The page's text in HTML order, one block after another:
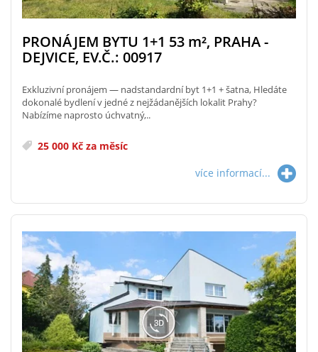
PRONÁJEM BYTU 1+1 53 m², PRAHA -
DEJVICE, EV.Č.: 00917
Exkluzivní pronájem — nadstandardní byt 1+1 + šatna, Hledáte
dokonalé bydlení v jedné z nejžádanějších lokalit Prahy?
Nabízíme naprosto úchvatný,..
25 000 Kč za měsíc
více informací...